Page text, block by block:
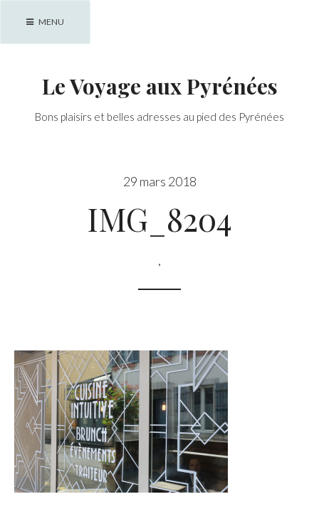
MENU
Le Voyage aux Pyrénées
Bons plaisirs et belles adresses au pied des Pyrénées
29 mars 2018
IMG_8204
,